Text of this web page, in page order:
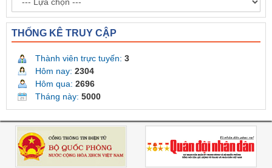
THỐNG KÊ TRUY CẬP
Thành viên trực tuyến: 3
Hôm nay: 2304
Hôm qua: 2696
Tháng này: 5000